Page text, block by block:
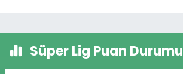
Süper Lig Puan Durumu